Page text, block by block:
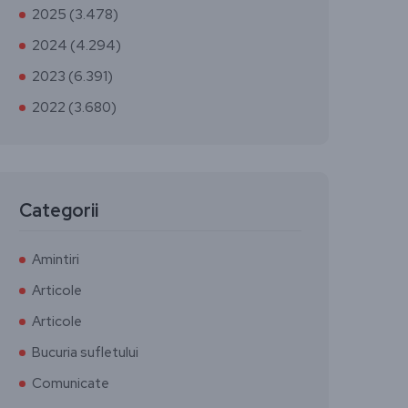
2025 (3.478)
2024 (4.294)
2023 (6.391)
2022 (3.680)
Categorii
Amintiri
Articole
Articole
Bucuria sufletului
Comunicate